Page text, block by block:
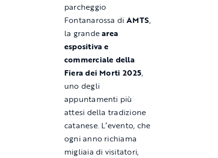
parcheggio
Fontanarossa di AMTS,
la grandearea
espositiva e
commerciale della
Fiera dei Morti 2025,
uno degli
appuntamenti più
attesi della tradizione
catanese. L’evento, che
ogni anno richiama
migliaia di visitatori,